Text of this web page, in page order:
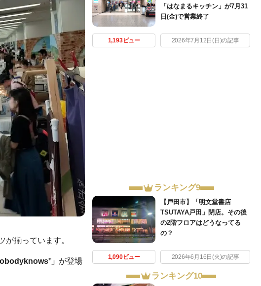
揃っています。
」 が登場
「はなまるキッチン」が7月31
日(金)で営業終了
1,193ビュー 2026年7月12日(日)の記事
ランキング9
【戸田市】「明文堂書店
TSUTAYA戸田」閉店。その後
の2階フロアはどうなってる
の？
1,090ビュー 2026年6月16日(火)の記事
ランキング10